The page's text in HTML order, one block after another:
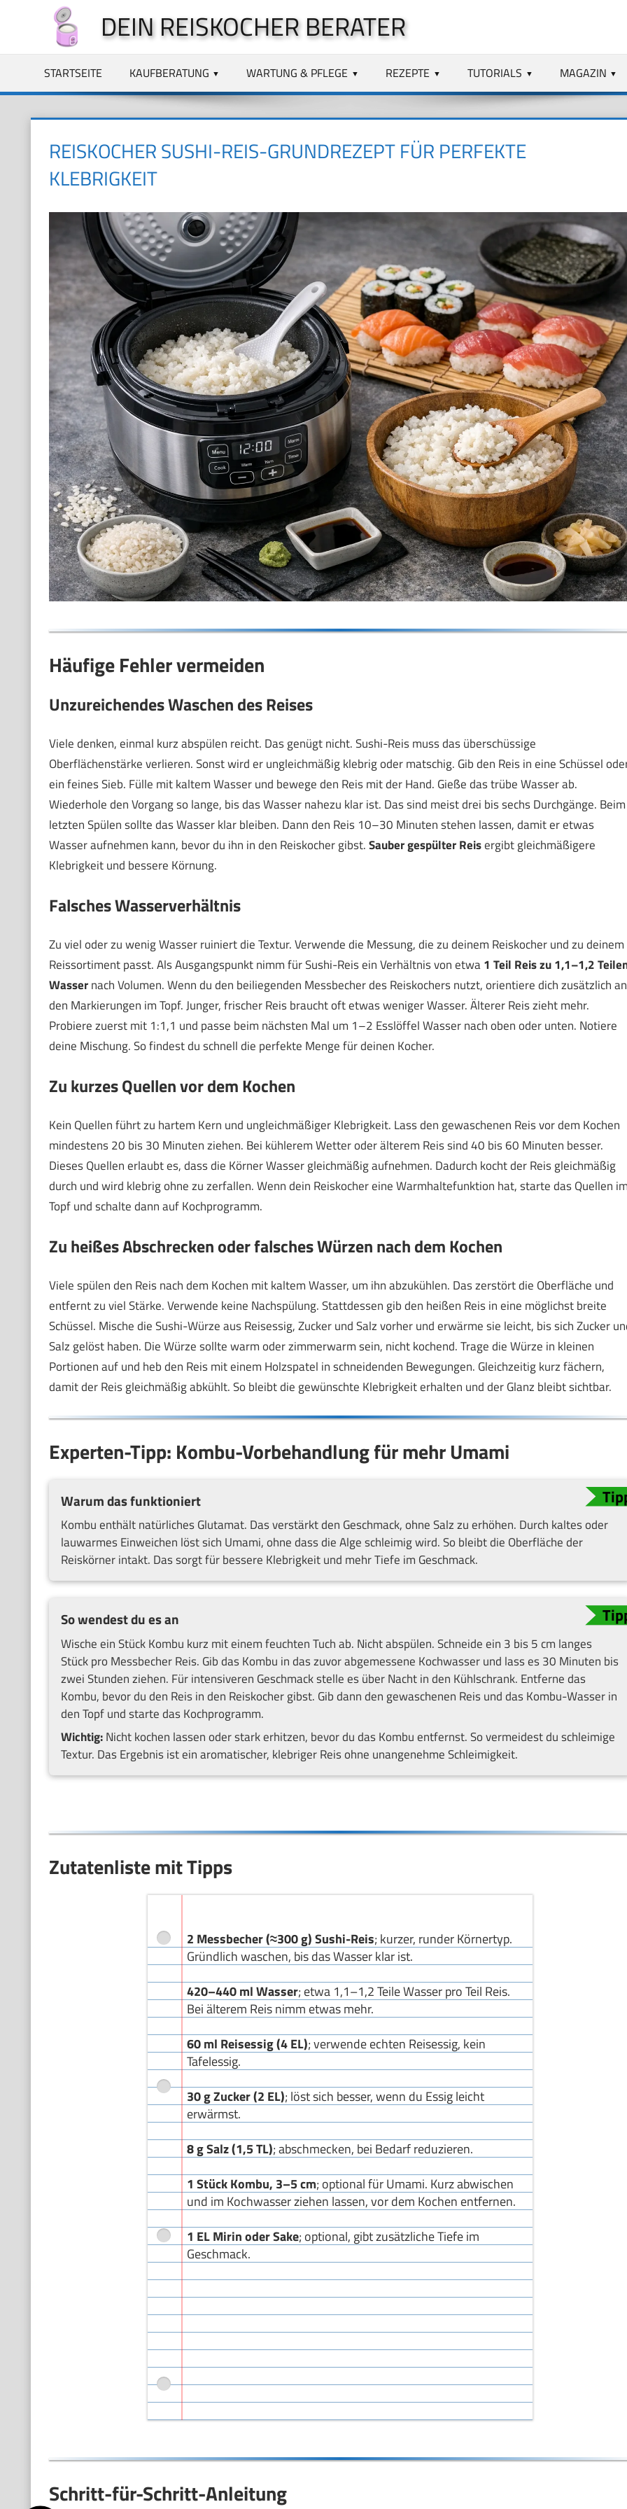
springen
DEIN REISKOCHER BERATER
STARTSEITE KAUFBERATUNG WARTUNG & PFLEGE REZEPTE TUTORIALS MAGAZIN
REISKOCHER SUSHI-REIS-GRUNDREZEPT FÜR PERFEKTE
KLEBRIGKEIT
Häufige Fehler vermeiden
Unzureichendes Waschen des Reises
Viele denken, einmal kurz abspülen reicht. Das genügt nicht. Sushi-Reis muss das überschüssige
Oberflächenstärke verlieren. Sonst wird er ungleichmäßig klebrig oder matschig. Gib den Reis in eine Schüssel
ein feines Sieb. Fülle mit kaltem Wasser und bewege den Reis mit der Hand. Gieße das trübe Wasser ab.
Wiederhole den Vorgang so lange, bis das Wasser nahezu klar ist. Das sind meist drei bis sechs Durchgänge. Beim
letzten Spülen sollte das Wasser klar bleiben. Dann den Reis 10–30 Minuten stehen lassen, damit er etwas
Wasser aufnehmen kann, bevor du ihn in den Reiskocher gibst.Sauber gespülter Reisergibt gleichmäßigere
Klebrigkeit und bessere Körnung.
Falsches Wasserverhältnis
Zu viel oder zu wenig Wasser ruiniert die Textur. Verwende die Messung, die zu deinem Reiskocher und zu deinem
Reissortiment passt. Als Ausgangspunkt nimm für Sushi-Reis ein Verhältnis von etwa1 Teil Reis zu 1,1–1,2
Wassernach Volumen. Wenn du den beiliegenden Messbecher des Reiskochers nutzt, orientiere dich zusätzlich an
den Markierungen im Topf. Junger, frischer Reis braucht oft etwas weniger Wasser. Älterer Reis zieht mehr.
Probiere zuerst mit 1:1,1 und passe beim nächsten Mal um 1–2 Esslöffel Wasser nach oben oder unten. Notiere
deine Mischung. So findest du schnell die perfekte Menge für deinen Kocher.
Zu kurzes Quellen vor dem Kochen
Kein Quellen führt zu hartem Kern und ungleichmäßiger Klebrigkeit. Lass den gewaschenen Reis vor dem Kochen
mindestens 20 bis 30 Minuten ziehen. Bei kühlerem Wetter oder älterem Reis sind 40 bis 60 Minuten besser.
Dieses Quellen erlaubt es, dass die Körner Wasser gleichmäßig aufnehmen. Dadurch kocht der Reis gleichmäßig
durch und wird klebrig ohne zu zerfallen. Wenn dein Reiskocher eine Warmhaltefunktion hat, starte das Quellen
Topf und schalte dann auf Kochprogramm.
Zu heißes Abschrecken oder falsches Würzen nach dem Kochen
Viele spülen den Reis nach dem Kochen mit kaltem Wasser, um ihn abzukühlen. Das zerstört die Oberfläche und
entfernt zu viel Stärke. Verwende keine Nachspülung. Stattdessen gib den heißen Reis in eine möglichst breite
Schüssel. Mische die Sushi-Würze aus Reisessig, Zucker und Salz vorher und erwärme sie leicht, bis sich Zucker
Salz gelöst haben. Die Würze sollte warm oder zimmerwarm sein, nicht kochend. Trage die Würze in kleinen
Portionen auf und heb den Reis mit einem Holzspatel in schneidenden Bewegungen. Gleichzeitig kurz fächern,
damit der Reis gleichmäßig abkühlt. So bleibt die gewünschte Klebrigkeit erhalten und der Glanz bleibt sichtbar.
Experten-Tipp: Kombu-Vorbehandlung für mehr Umami
Warum das funktioniert
Kombu enthält natürliches Glutamat. Das verstärkt den Geschmack, ohne Salz zu erhöhen. Durch kaltes oder
lauwarmes Einweichen löst sich Umami, ohne dass die Alge schleimig wird. So bleibt die Oberfläche der
Reiskörner intakt. Das sorgt für bessere Klebrigkeit und mehr Tiefe im Geschmack.
So wendest du es an
Wische ein Stück Kombu kurz mit einem feuchten Tuch ab. Nicht abspülen. Schneide ein 3 bis 5 cm langes
Stück pro Messbecher Reis. Gib das Kombu in das zuvor abgemessene Kochwasser und lass es 30 Minuten bis
zwei Stunden ziehen. Für intensiveren Geschmack stelle es über Nacht in den Kühlschrank. Entferne das
Kombu, bevor du den Reis in den Reiskocher gibst. Gib dann den gewaschenen Reis und das Kombu-Wasser in
den Topf und starte das Kochprogramm.
Wichtig:Nicht kochen lassen oder stark erhitzen, bevor du das Kombu entfernst. So vermeidest du schleimige
Textur. Das Ergebnis ist ein aromatischer, klebriger Reis ohne unangenehme Schleimigkeit.
Zutatenliste mit Tipps
2 Messbecher (≈300 g) Sushi-Reis; kurzer, runder Körnertyp.
Gründlich waschen, bis das Wasser klar ist.
420–440 ml Wasser; etwa 1,1–1,2 Teile Wasser pro Teil Reis.
Bei älterem Reis nimm etwas mehr.
60 ml Reisessig (4 EL); verwende echten Reisessig, kein
Tafelessig.
30 g Zucker (2 EL); löst sich besser, wenn du Essig leicht
erwärmst.
8 g Salz (1,5 TL); abschmecken, bei Bedarf reduzieren.
1 Stück Kombu, 3–5 cm; optional für Umami. Kurz abwischen
und im Kochwasser ziehen lassen, vor dem Kochen entfernen.
1 EL Mirin oder Sake; optional, gibt zusätzliche Tiefe im
Geschmack.
Schritt-für-Schritt-Anleitung